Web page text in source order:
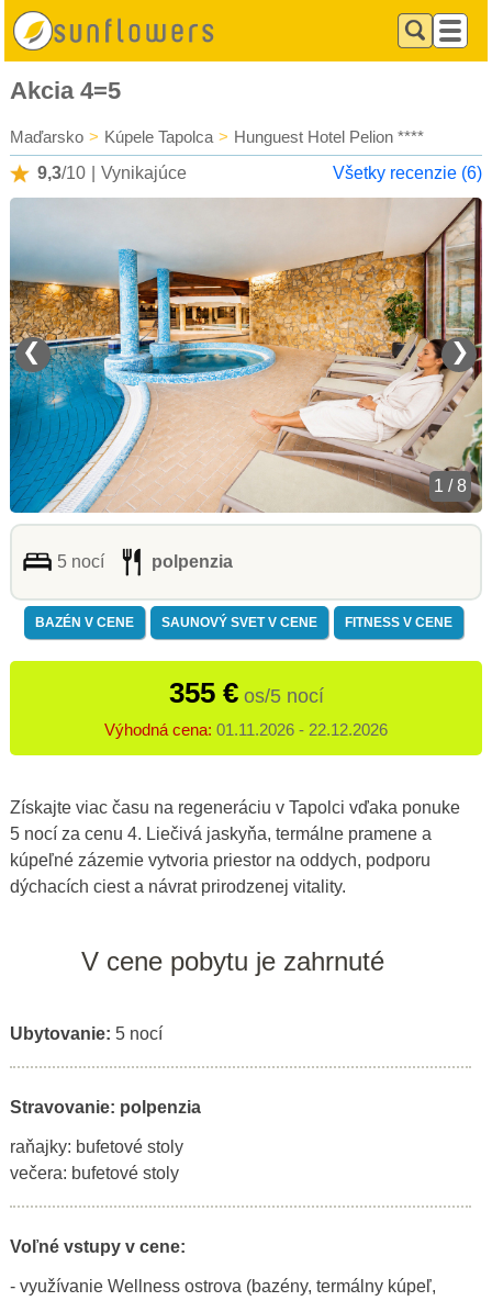
Akcia 4=5
Maďarsko > Kúpele Tapolca > Hunguest Hotel Pelion ****
9,3/10 Vynikajúce Všetky recenzie (6)
❮ ❯
1 / 8
5 nocí polpenzia
BAZÉN V CENE SAUNOVÝ SVET V CENE FITNESS V CENE
355 €os/5 nocí
Výhodná cena: 01.11.2026 - 22.12.2026
Získajte viac času na regeneráciu v Tapolci vďaka ponuke
5 nocí za cenu 4. Liečivá jaskyňa, termálne pramene a
kúpeľné zázemie vytvoria priestor na oddych, podporu
dýchacích ciest a návrat prirodzenej vitality.
V cene pobytu je zahrnuté
Ubytovanie: 5 nocí
Stravovanie: polpenzia
raňajky: bufetové stoly
večera: bufetové stoly
Voľné vstupy v cene:
- využívanie Wellness ostrova (bazény, termálny kúpeľ,